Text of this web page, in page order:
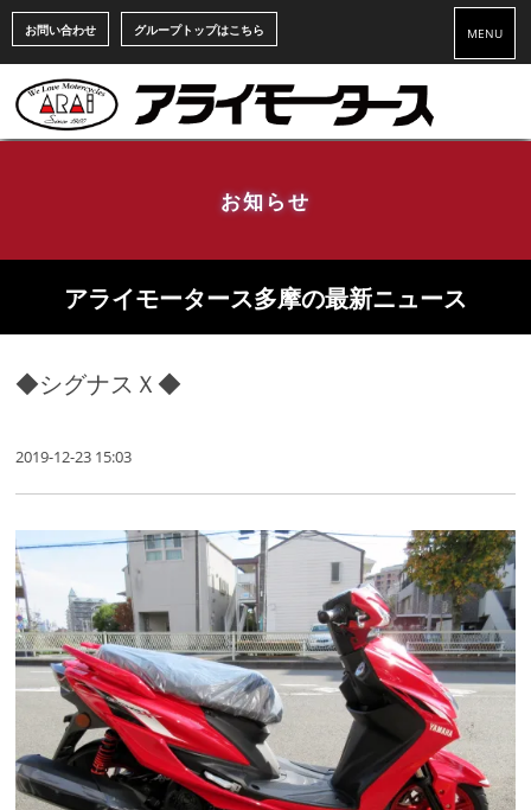
お問い合わせ グループトップはこちら MENU
お知らせ
アライモータース多摩の最新ニュース
◆シグナスＸ◆
2019-12-23 15:03